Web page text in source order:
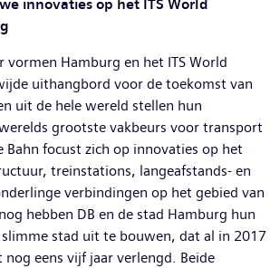
innovaties op het ITS World
Hamburg en het ITS World
uithangbord voor de toekomst van
uit de hele wereld stellen hun
grootste vakbeurs voor transport
Bahn focust zich op innovaties op het
treinstations, langeafstands- en
verbindingen op het gebied van
hebben DB en de stad Hamburg hun
stad uit te bouwen, dat al in 2017
eens vijf jaar verlengd. Beide